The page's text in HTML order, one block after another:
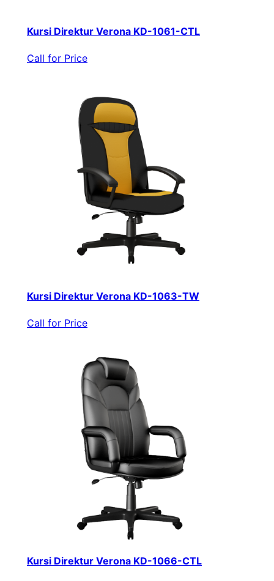
Kursi Direktur Verona KD-1061-CTL
Call for Price
Kursi Direktur Verona KD-1063-TW
Call for Price
Kursi Direktur Verona KD-1066-CTL